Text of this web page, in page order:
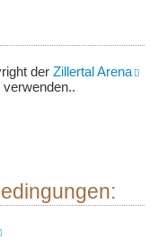
der Zillertal Arena